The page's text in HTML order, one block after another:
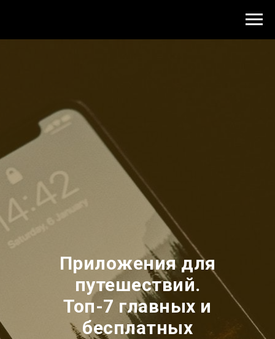
Приложения для
путешествий.
Топ-7 главных и
бесплатных